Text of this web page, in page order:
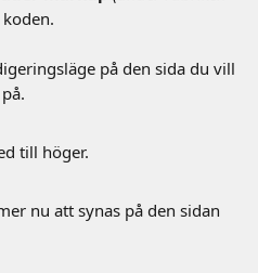
på den sida du vill
till höger.
nu att synas på den sidan